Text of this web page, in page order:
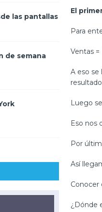
El
Para
Ventas =
A eso se
Luego
Eso nos
Por
Así
Conocer
¿Dónde
las pantallas
de semana